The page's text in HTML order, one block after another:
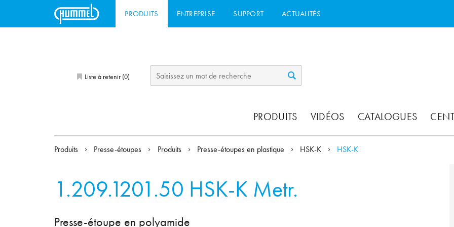
PRODUITS ENTREPRISE SUPPORT ACTUALITÉS
Liste à retenir (0)
PRODUITS VIDÉOS CATALOGUES
Produits Presse-étoupes Produits Presse-étoupes en plastique HSK-K HSK-K
1.209.1201.50 HSK-K Metr.
Presse-étoupe en polyamide